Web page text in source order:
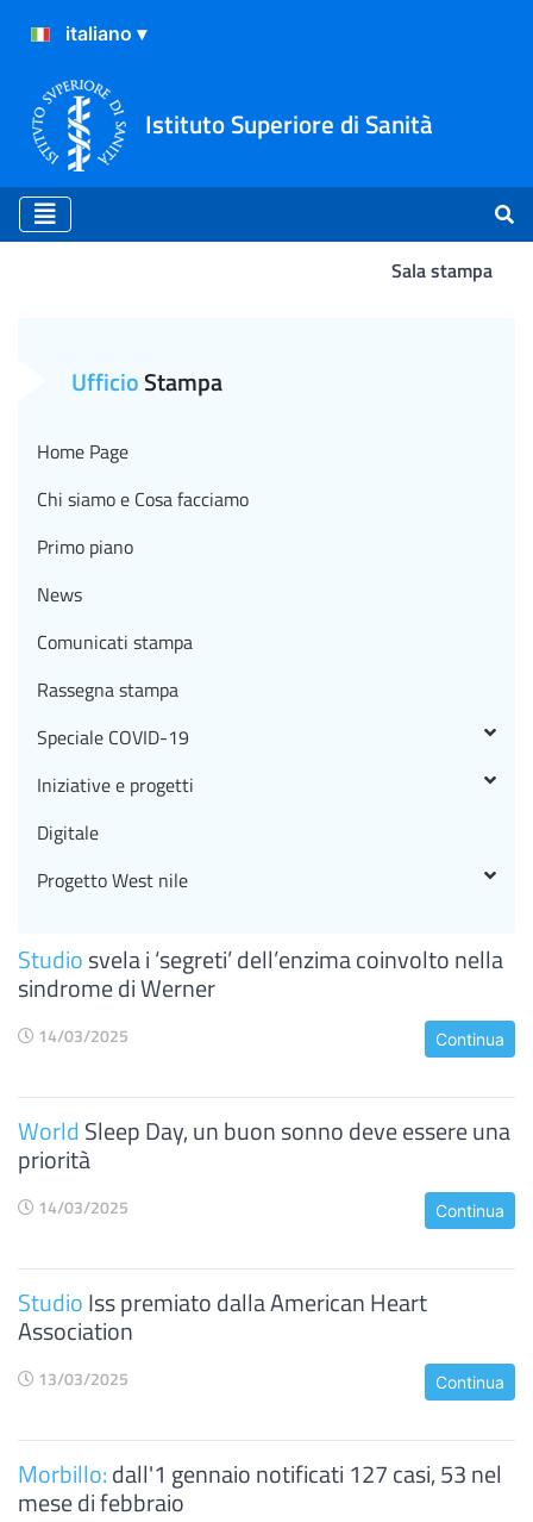
Istituto Superiore di Sanità
Sala stampa
Studiosvela i ‘segreti’ dell’enzima coinvolto nella
sindrome di Werner
14/03/2025 Continua
WorldSleep Day, un buon sonno deve essere una
priorità
14/03/2025 Continua
StudioIss premiato dalla American Heart
Association
13/03/2025 Continua
Morbillo:dall'1 gennaio notificati 127 casi, 53 nel
mese di febbraio
UfficioStampa
Home Page
Chi siamo e Cosa facciamo
Primo piano
News
Comunicati stampa
Rassegna stampa
Speciale COVID-19
Iniziative e progetti
Digitale
Progetto West nile